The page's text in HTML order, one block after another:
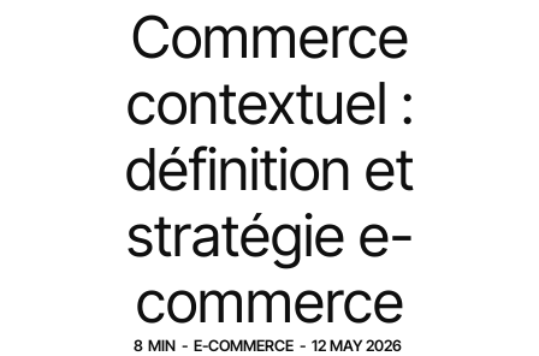
Commerce
contextuel :
définition et
stratégie e-
commerce
8 MIN - E-COMMERCE - 12 MAY2026